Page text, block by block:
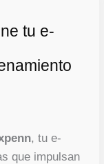
tu e-
, tu e-
que impulsan